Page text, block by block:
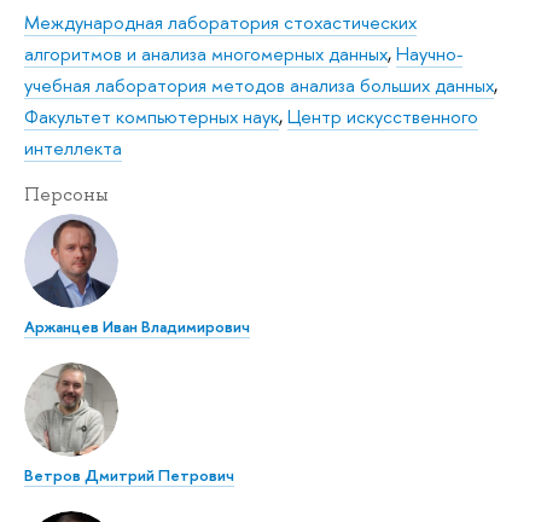
Международная лаборатория стохастических
алгоритмов и анализа многомерных данных,Научно-
учебная лаборатория методов анализа больших данных,
Факультет компьютерных наук,Центр искусственного
интеллекта
Персоны
Аржанцев Иван Владимирович
Ветров Дмитрий Петрович